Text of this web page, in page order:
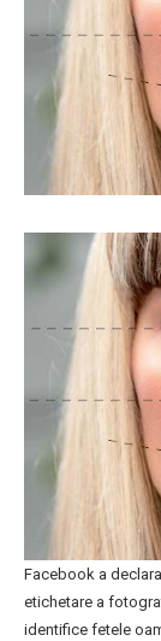
Facebook a
etichetare a
identifice fetele